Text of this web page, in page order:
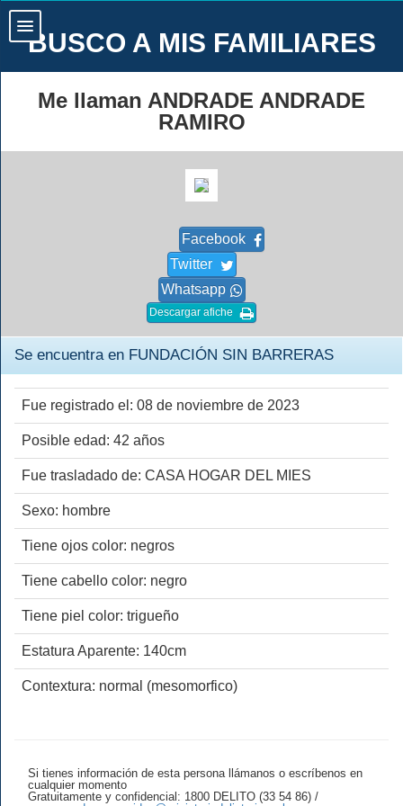
BUSCO A MIS FAMILIARES
Me llaman ANDRADE ANDRADE
RAMIRO
Facebook
Twitter
Whatsapp
Descargar afiche
Se encuentra en FUNDACIÓN SIN BARRERAS
Fue registrado el: 08 de noviembre de 2023
Posible edad: 42 años
Fue trasladado de: CASA HOGAR DEL MIES
Sexo: hombre
Tiene ojos color: negros
Tiene cabello color: negro
Tiene piel color: trigueño
Estatura Aparente: 140cm
Contextura: normal (mesomorfico)
Si tienes información de esta persona llámanos o escríbenos en
cualquier momento
Gratuitamente y confidencial: 1800 DELITO (33 54 86) /